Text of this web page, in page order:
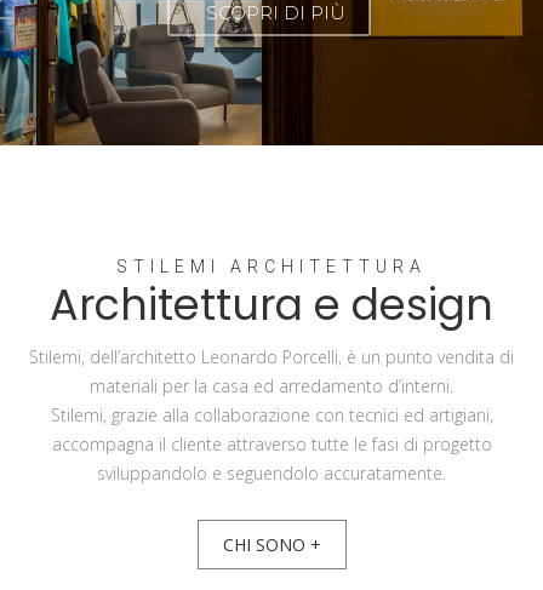
SCOPRI DI PIÙ
STILEMI ARCHITETTURA
Architettura e design
Stilemi, dell’architetto Leonardo Porcelli, è un punto vendita di
materiali per la casa ed arredamento d’interni.
Stilemi, grazie alla collaborazione con tecnici ed artigiani,
accompagna il cliente attraverso tutte le fasi di progetto
sviluppandolo e seguendolo accuratamente.
CHI SONO +